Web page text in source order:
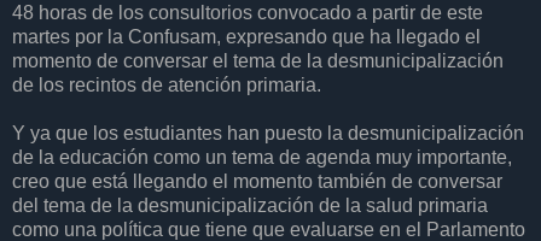
48 horas de los consultorios convocado a partir de este
martes por la Confusam, expresando que ha llegado el
momento de conversar el tema de la desmunicipalización
de los recintos de atención primaria.
Y ya que los estudiantes han puesto la desmunicipalización
de la educación como un tema de agenda muy importante,
creo que está llegando el momento también de conversar
del tema de la desmunicipalización de la salud primaria
como una política que tiene que evaluarse en el Parlamento